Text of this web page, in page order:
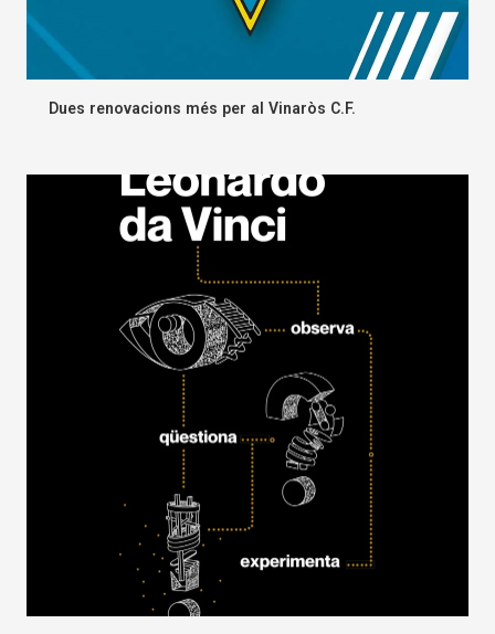
Dues renovacions més per al Vinaròs C.F.